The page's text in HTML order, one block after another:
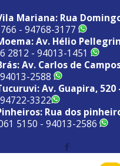
Mariana: Rua
- 94768-3177
Av. Hélio
2812 - 94013-1451
Av. Carlos de
2588
Av. Guapira,
3322
Rua dos
5150 - 94013-2586